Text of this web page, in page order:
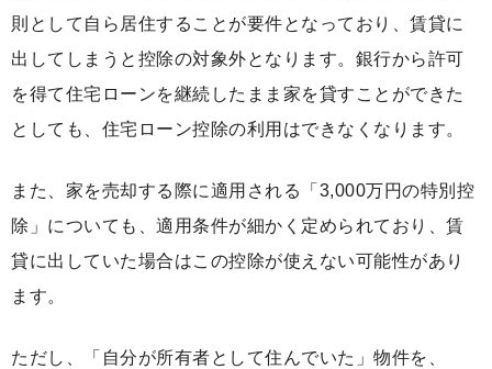
則として自ら居住することが要件となっており、賃貸に
出してしまうと控除の対象外となります。銀行から許可
を得て住宅ローンを継続したまま家を貸すことができた
としても、住宅ローン控除の利用はできなくなります。
また、家を売却する際に適用される「3,000万円の特別控
除」についても、適用条件が細かく定められており、賃
貸に出していた場合はこの控除が使えない可能性があり
ます。
ただし、「自分が所有者として住んでいた」物件を、